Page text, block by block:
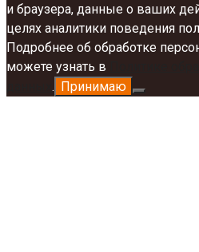
и браузера, данные о ваших
целях аналитики поведения
Подробнее об обработке
можете узнать в
. Принимаю